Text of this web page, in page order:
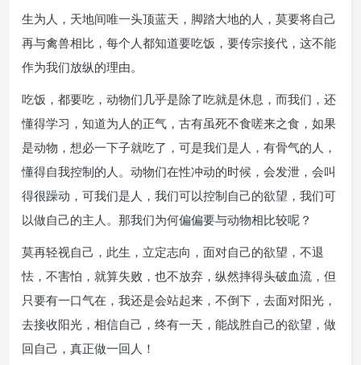
生为人，天地间唯一头顶蓝天，脚踏大地的人，莫要将自己
再与禽兽相比，每个人都知道要吃饭，要传宗接代，这不能
作为我们放纵的理由。
吃饭，都要吃，动物们几乎是除了吃就是休息，而我们，还
懂得学习，知道为人的正气，古有虽死不食嗟来之食，如果
是动物，想必一下子就吃了，可是我们是人，有骨气的人，
懂得自我控制的人。动物们在性冲动的时候，会发泄，会叫
得很躁动，可我们是人，我们可以控制自己的欲望，我们可
以做自己的主人。那我们为何偏偏要与动物相比较呢？
莫再轻视自己，此生，立定志向，面对自己的欲望，不退
怯，不害怕，就算失败，也不放弃，纵然摔得头破血流，但
只要有一口气在，我还是会站起来，不倒下，去面对阳光，
去接收阳光，相信自己，终有一天，能战胜自己的欲望，做
回自己，真正做一回人！